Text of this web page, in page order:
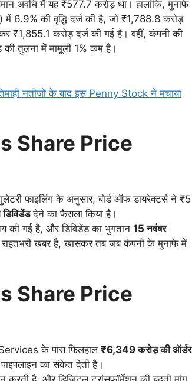
अवधि में यह ₹577.7 करोड़ था। हालांकि, मुनाफे
की वृद्धि दर्ज की है, जो ₹1,788.8 करोड़
करोड़ दर्ज की गई है। वहीं, कंपनी की
तुलना में मामूली 1% कम है।
नतीजों के बाद इस Penny Stock ने मचाया
Share Price
फाइलिंग के अनुसार, बोर्ड ऑफ डायरेक्टर्स ने ₹5
देने का फैसला किया है।
की गई है, और डिविडेंड का भुगतान 15 नवंबर
खबर है, खासकर तब जब कंपनी के मुनाफे में
Share Price
के पास फिलहाल ₹6,349 करोड़ की ऑर्डर
का संकेत देती है।